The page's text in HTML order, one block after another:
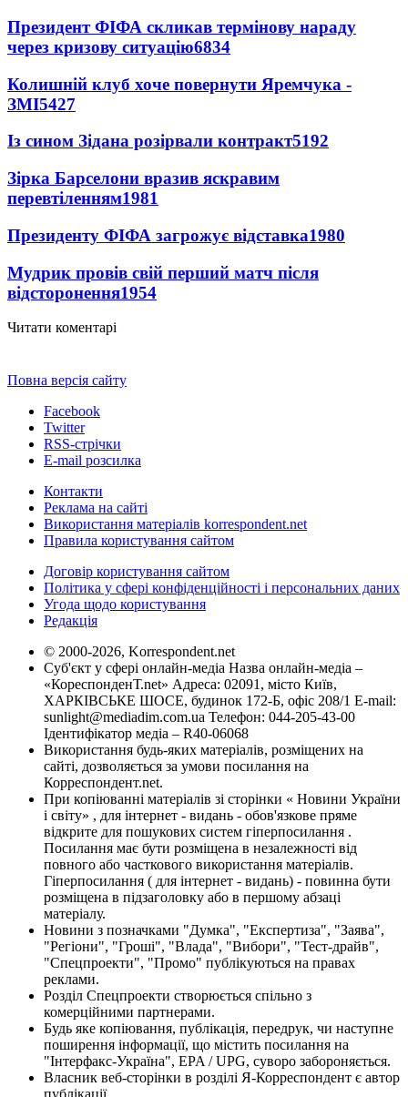
Президент ФІФА скликав термінову нараду
через кризову ситуацію6834
Колишній клуб хоче повернути Яремчука -
ЗМІ5427
Із сином Зідана розірвали контракт5192
Зірка Барселони вразив яскравим
перевтіленням1981
Президенту ФІФА загрожує відставка1980
Мудрик провів свій перший матч після
відсторонення1954
Читати коментарі
Повна версія сайту
Facebook
Twitter
RSS-стрічки
E-mail розсилка
Контакти
Реклама на сайті
Використання матеріалів korrespondent.net
Правила користування сайтом
Договір користування сайтом
Політика у сфері конфіденційності і персональних даних
Угода щодо користування
Редакція
© 2000-2026, Korrespondent.net
Суб'єкт у сфері онлайн-медіа Назва онлайн-медіа –
«КореспонденТ.net» Адреса: 02091, місто Київ,
ХАРКІВСЬКЕ ШОСЕ, будинок 172-Б, офіс 208/1 E-mail:
sunlight@mediadim.com.ua Телефон: 044-205-43-00
Ідентифікатор медіа – R40-06068
Використання будь-яких матеріалів, розміщених на
сайті, дозволяється за умови посилання на
Корреспондент.net.
При копіюванні матеріалів зі сторінки « Новини України
і світу» , для інтернет - видань - обов'язкове пряме
відкрите для пошукових систем гіперпосилання .
Посилання має бути розміщена в незалежності від
повного або часткового використання матеріалів.
Гіперпосилання ( для інтернет - видань) - повинна бути
розміщена в підзаголовку або в першому абзаці
матеріалу.
Новини з позначками "Думка", "Експертиза", "Заява",
"Регіони", "Гроші", "Влада", "Вибори", "Тест-драйв",
"Спецпроекти", "Промо" публікуються на правах
реклами.
Розділ Спецпроекти створюється спільно з
комерційними партнерами.
Будь яке копіювання, публікація, передрук, чи наступне
поширення інформації, що містить посилання на
"Інтерфакс-Україна", EPA / UPG, суворо забороняється.
Власник веб-сторінки в розділі Я-Корреспондент є автор